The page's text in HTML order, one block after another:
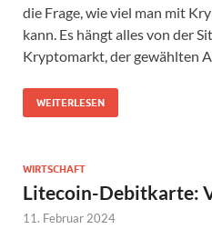
die Frage, wie viel man mit
kann. Es hängt alles von der
Kryptomarkt, der gewählten
WEITERLESEN
WIRTSCHAFT
Litecoin-Debitkarte:
11. Februar 2024